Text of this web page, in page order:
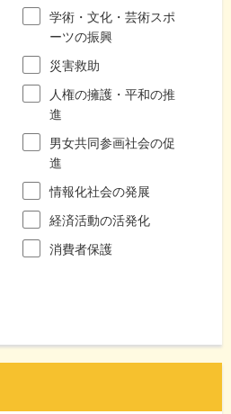
学術・文化・芸術スポ
ーツの振興
災害救助
人権の擁護・平和の推
進
男女共同参画社会の促
進
情報化社会の発展
経済活動の活発化
消費者保護